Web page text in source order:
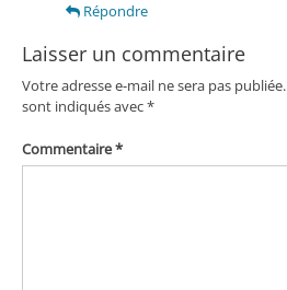
Répondre
Laisser un commentaire
Votre adresse e-mail ne sera pas publiée.
sont indiqués avec*
Commentaire*